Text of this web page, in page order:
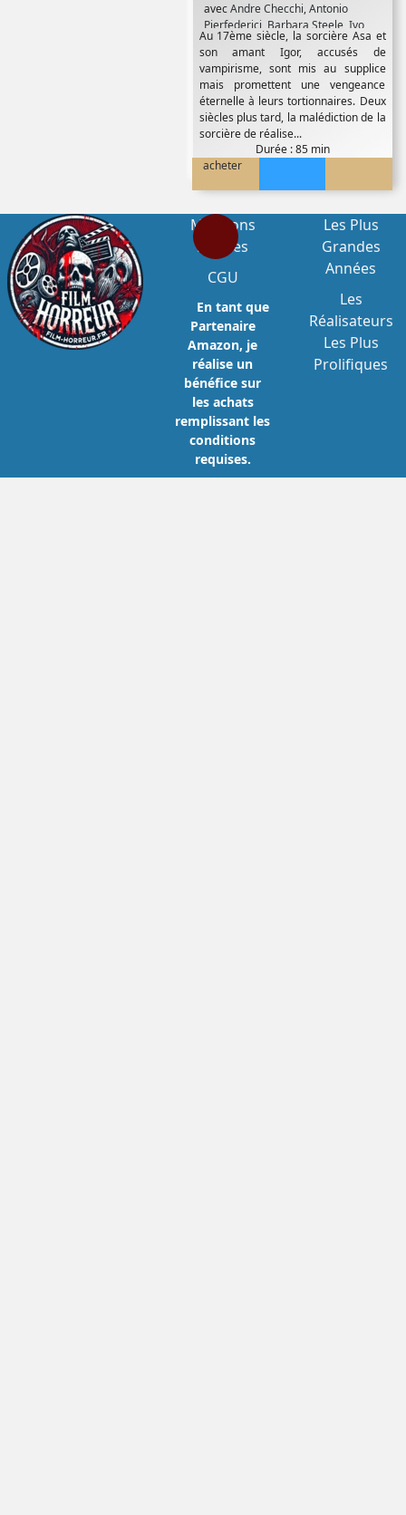
avecAndre Checchi,Antonio
Pierfederici Barbara Steele, Ivo
Garrani,John Richardson
Au 17ème siècle, la sorcière Asa et
son amant Igor, accusés de
vampirisme, sont mis au supplice
mais promettent une vengeance
éternelle à leurs tortionnaires. Deux
siècles plus tard, la malédiction de la
sorcière de réalise...
Durée : 85 min
acheter
Mentions
Légales
CGU
En tant que
Partenaire
Amazon, je
réalise un
bénéfice sur
les achats
remplissant les
conditions
requises.
Les Plus
Grandes
Années
Les
Réalisateurs
Les Plus
Prolifiques